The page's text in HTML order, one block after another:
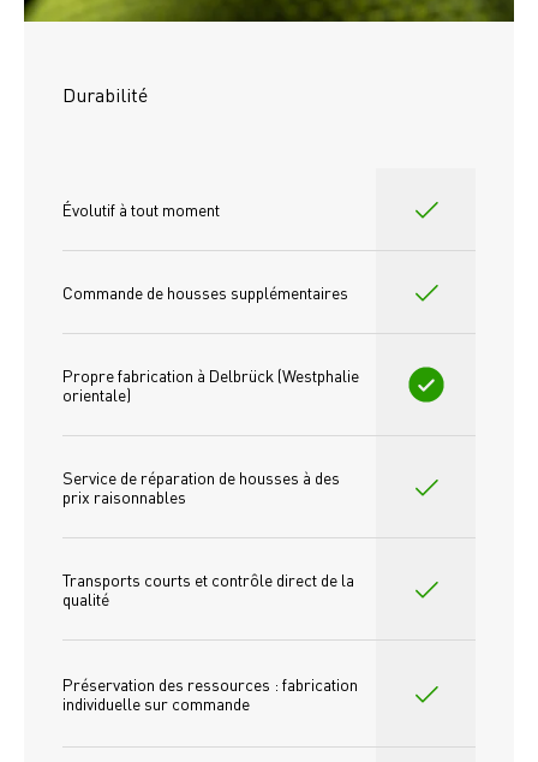
Durabilité
Évolutif à tout moment
Commande de housses supplémentaires
Propre fabrication à Delbrück (Westphalie
orientale)
Service de réparation de housses à des
prix raisonnables
Transports courts et contrôle direct de la
qualité
Préservation des ressources : fabrication
individuelle sur commande